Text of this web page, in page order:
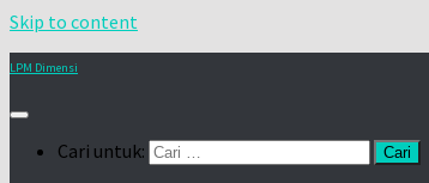
Skip to content
LPM Dimensi
Cari untuk: